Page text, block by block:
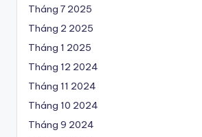
a
x
e
t
ả
Tháng 7 2025
Tháng 2 2025
Tháng 1 2025
Tháng 12 2024
Tháng 11 2024
Tháng 10 2024
Tháng 9 2024